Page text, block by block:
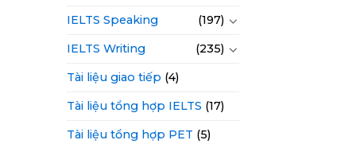
IELTS Speaking
(197)
IELTS Writing
(235)
Tài liệu giao tiếp (4)
Tài liệu tổng hợp IELTS (17)
Tài liệu tổng hợp PET (5)